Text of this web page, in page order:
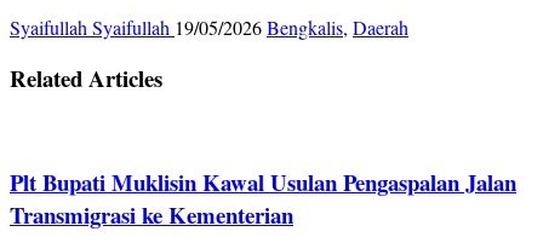
Syaifullah Syaifullah 19/05/2026Bengkalis, Daerah
Related Articles
Plt Bupati Muklisin Kawal Usulan Pengaspalan Jalan
Transmigrasi ke Kementerian